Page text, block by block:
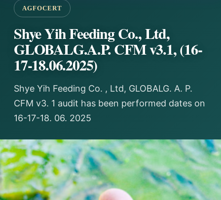
AGFOCERT
Shye Yih Feeding Co., Ltd,
GLOBALG.A.P. CFM v3.1, (16-
17-18.06.2025)
Shye Yih Feeding Co. , Ltd, GLOBALG. A. P.
CFM v3. 1 audit has been performed dates on
16-17-18. 06. 2025